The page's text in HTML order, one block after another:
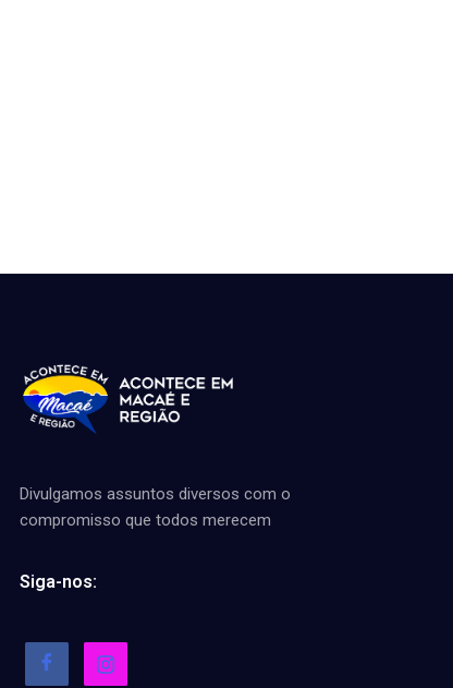
Divulgamos assuntos diversos com o
compromisso que todos merecem
Siga-nos: